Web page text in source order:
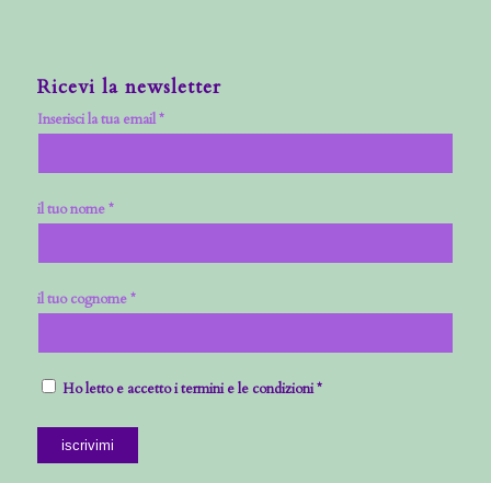
Ricevi la newsletter
Inserisci la tua email *
il tuo nome *
il tuo cognome *
Ho letto e accetto i termini e le condizioni *